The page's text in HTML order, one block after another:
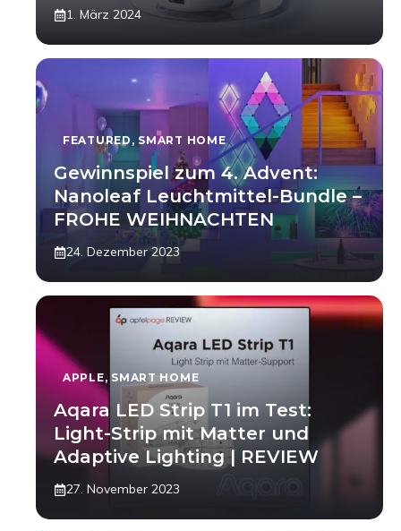
1. März 2024
FEATURED , SMART HOME
Gewinnspiel zum 4. Advent:
Nanoleaf Leuchtmittel-Bundle –
FROHE WEIHNACHTEN
24. Dezember 2023
APPLE, SMART HOME
Aqara LED Strip T1 im Test:
Light-Strip mit Matter und
Adaptive Lighting | REVIEW
27. November 2023